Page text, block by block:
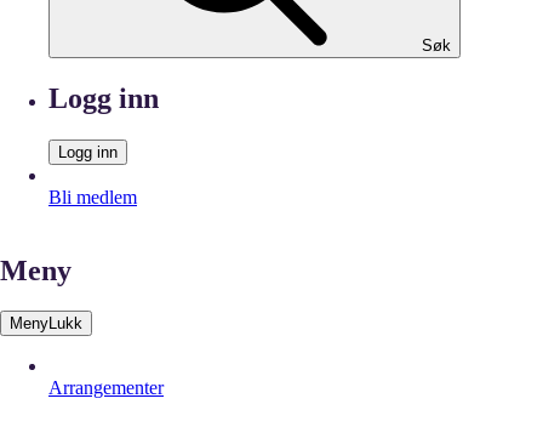
Søk
Logg inn
Logg inn
Bli medlem
Meny
MenyLukk
Arrangementer